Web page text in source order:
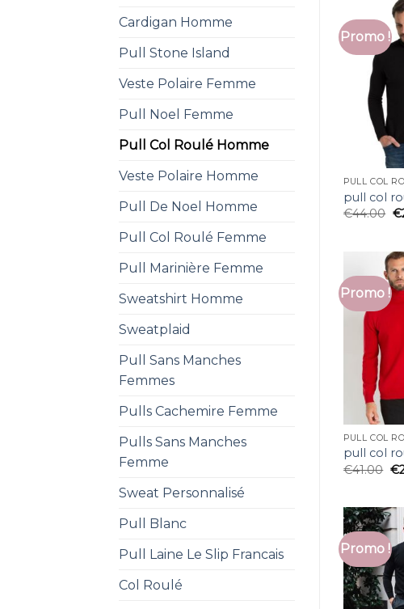
Cardigan Homme
Pull Stone Island
Veste Polaire Femme
Pull Noel Femme
Pull Col Roulé Homme
Veste Polaire Homme
Pull De Noel Homme
Pull Col Roulé Femme
Pull Marinière Femme
Sweatshirt Homme
Sweatplaid
Pull Sans Manches
Femmes
Pulls Cachemire Femme
Pulls Sans Manches
Femme
Sweat Personnalisé
Pull Blanc
Pull Laine Le Slip Francais
Col Roulé
Promo !
PULL COL
pull col
€44.00 €
Promo !
PULL COL
pull col
€41.00 €
Promo !